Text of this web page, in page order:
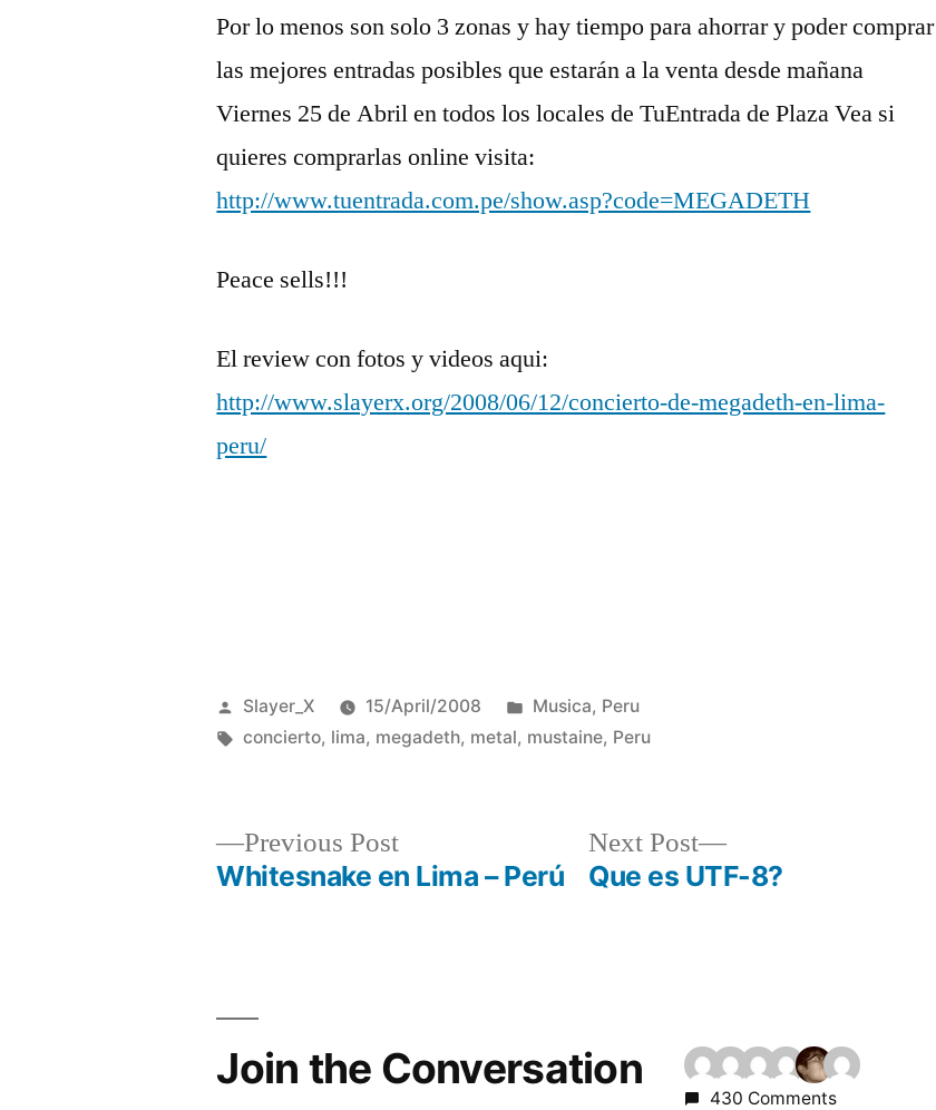
Por lo menos son solo 3 zonas y hay tiempo para ahorrar y poder comprar
las mejores entradas posibles que estarán a la venta desde mañana
Viernes 25 de Abril en todos los locales de TuEntrada de Plaza Vea si
quieres comprarlas online visita:
http://www.tuentrada.com.pe/show.asp?code=MEGADETH
Peace sells!!!
El review con fotos y videos aqui:
http://www.slayerx.org/2008/06/12/concierto-de-megadeth-en-lima-
peru/
Posted
by
Slayer_X 15/April/2008
Posted
in
Musica, Peru
Tags:
concierto, lima, megadeth, metal, mustaine, Peru
Previous PostPrevious
post:
Whitesnake en Lima – Perú
Next Post
Next
post:
Que es UTF-8?
Join the Conversation
430 Comments